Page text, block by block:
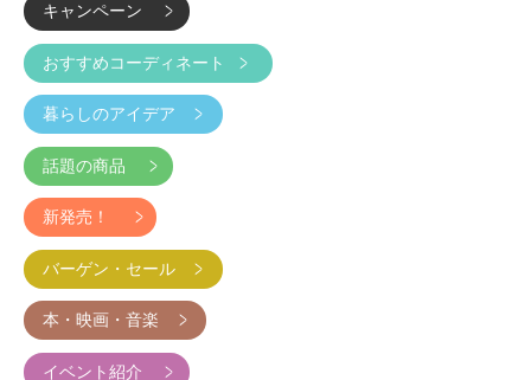
キャンペーン
おすすめコーディネート
暮らしのアイデア
話題の商品
新発売！
バーゲン・セール
本・映画・音楽
イベント紹介